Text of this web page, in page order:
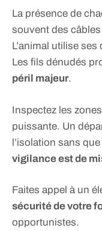
La présence de
souvent des
L’animal utilise
Les fils dénudés
péril majeur.
Inspectez les
puissante. Un
l’isolation sans
vigilance est de
Faites appel à un
sécurité de votre
opportunistes.